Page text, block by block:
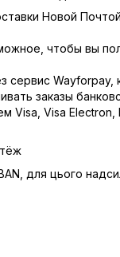
Новой
чтобы вы
сервис Wayforpay,
заказы
Visa, Visa Electron,
для цього